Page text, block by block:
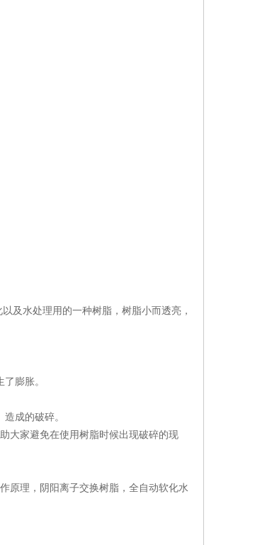
水处理用的一种树脂，树脂小而透亮，
膨胀。
成的破碎。
大家避免在使用树脂时候出现破碎的现
原理，阴阳离子交换树脂，全自动软化水